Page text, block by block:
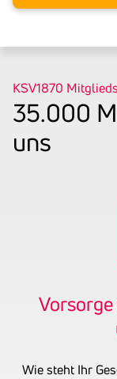
KSV1870
35.000
uns
Wie steht Ihr